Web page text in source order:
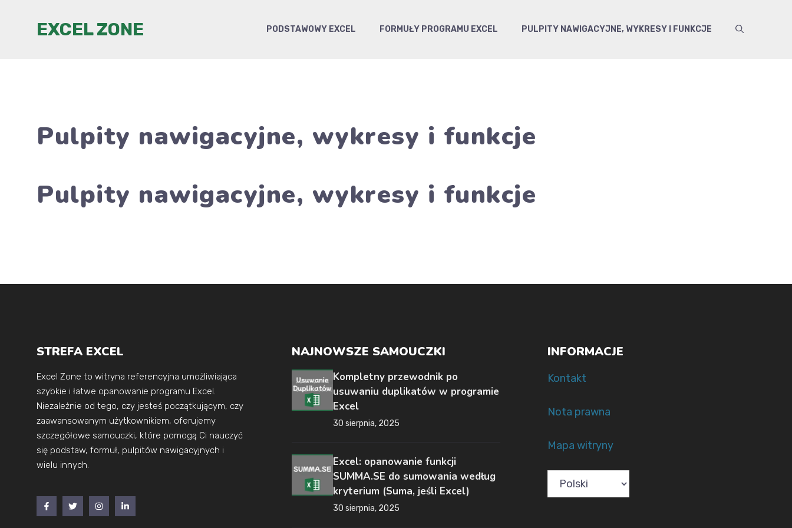
EXCEL ZONE PODSTAWOWY EXCEL FORMUŁY PROGRAMU EXCEL PULPITY NAWIGACYJNE, WYKRESY I FUNKCJE
Pulpity nawigacyjne, wykresy i funkcje
Pulpity nawigacyjne, wykresy i funkcje
STREFA EXCEL
Excel Zone to witryna referencyjna umożliwiająca
szybkie i łatwe opanowanie programu Excel.
Niezależnie od tego, czy jesteś początkującym, czy
zaawansowanym użytkownikiem, oferujemy
szczegółowe samouczki, które pomogą Ci nauczyć
się podstaw, formuł, pulpitów nawigacyjnych i
wielu innych.
NAJNOWSZE SAMOUCZKI
Kompletny przewodnik po
usuwaniu duplikatów w programie
Excel
30 sierpnia, 2025
Excel: opanowanie funkcji
SUMMA.SE do sumowania według
kryterium (Suma, jeśli Excel)
30 sierpnia, 2025
INFORMACJE
Kontakt
Nota prawna
Mapa witryny
Choose
a